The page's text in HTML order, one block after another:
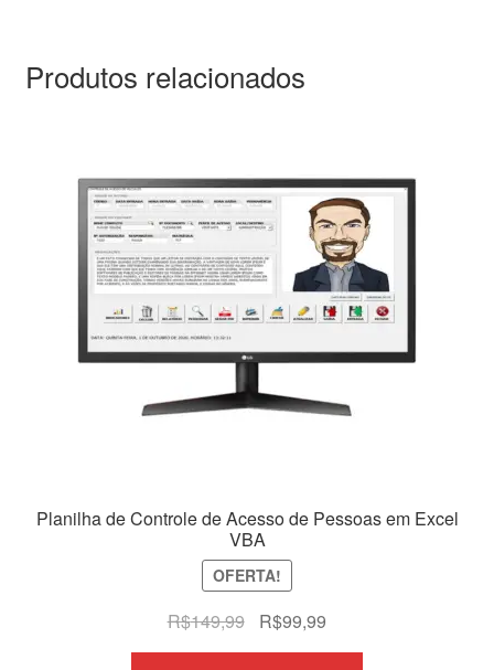
Produtos relacionados
Planilha de Controle de Acesso de Pessoas em Excel
VBA
OFERTA!
R$149,99
O
preço
R$99,99
preço